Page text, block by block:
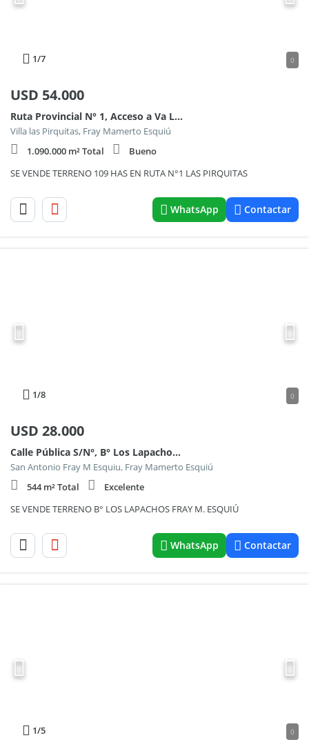
1/7 0
USD 54.000
Ruta Provincial N° 1, Acceso a Va Las Pirquitas 100
Villa las Pirquitas, Fray Mamerto Esquiú
1.090.000 m² Total
Bueno
SE VENDE TERRENO 109 HAS EN RUTA N°1 LAS PIRQUITAS
WhatsApp Contactar
1/8 0
USD 28.000
Calle Pública S/N°, B° Los Lapachos, Fray M. Esquiú 100
San Antonio Fray M Esquiu, Fray Mamerto Esquiú
544 m² Total
Excelente
SE VENDE TERRENO B° LOS LAPACHOS FRAY M. ESQUIÚ
WhatsApp Contactar
1/5 0